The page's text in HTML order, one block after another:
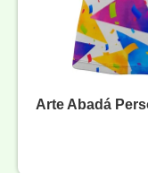
Arte Abadá